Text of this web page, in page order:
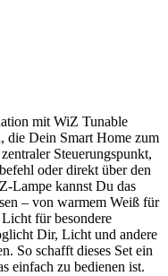
mit WiZ Tunable
Dein Smart Home zum
Steuerungspunkt,
oder direkt über den
Lampe kannst Du das
– von warmem Weiß für
für besondere
Dir, Licht und andere
So schafft dieses Set ein
einfach zu bedienen ist.